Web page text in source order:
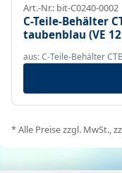
Art.-Nr.: bit-C0240-0002
C-Teile-Behälter
taubenblau (VE
aus: C-Teile-Behälter CTB
* Alle Preise zzgl. MwSt.,